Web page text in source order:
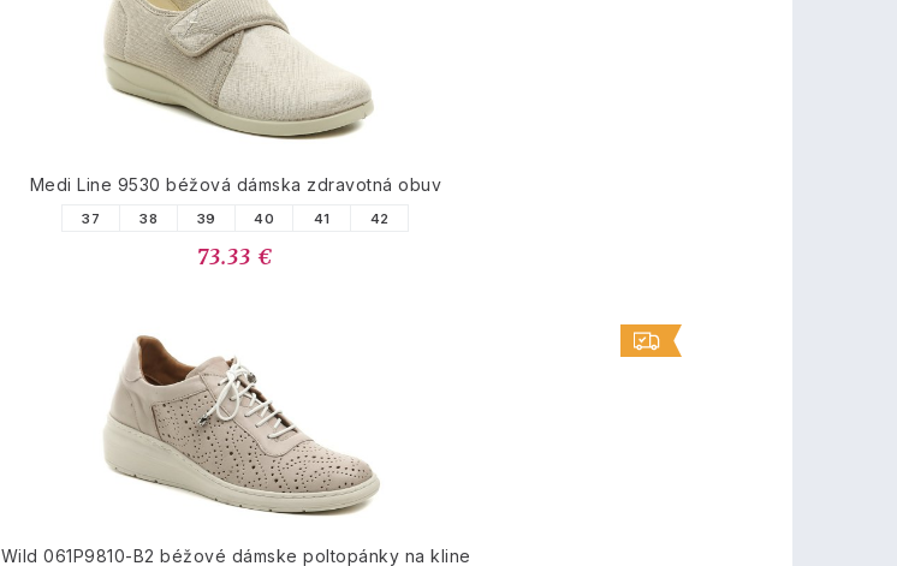
Medi Line 9530 béžová dámska zdravotná obuv
37 38 39 40 41 42
73.33 €
Wild 061P9810-B2 béžové dámske poltopánky na kline